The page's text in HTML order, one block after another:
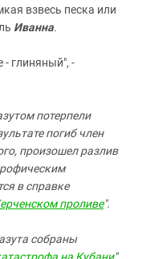
взвесь песка или
Иванна.
- глиняный", -
потерпели
погиб член
произошел разлив
в справке
проливе".
собраны